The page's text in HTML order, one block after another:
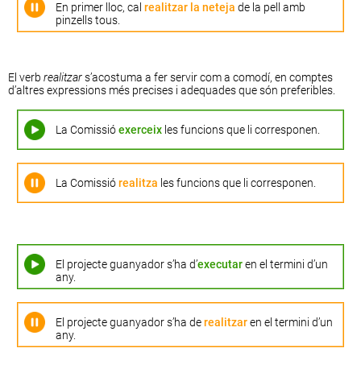
En primer lloc, calrealitzar la neteja de la pell amb
pinzells tous.
El verb realitzars’acostuma a fer servir com a comodí, en comptes
d’altres expressions més precises i adequades que són preferibles.
La Comissióexerceix les funcions que li corresponen.
La Comissiórealitza les funcions que li corresponen.
El projecte guanyador s’ha d’executaren el termini d’un
any.
El projecte guanyador s’ha derealitzaren el termini d’un
any.